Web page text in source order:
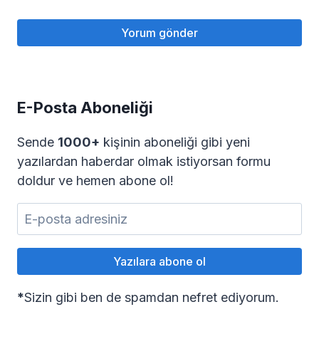
E-Posta Aboneliği
Sende 1000+ kişinin aboneliği gibi yeni
yazılardan haberdar olmak istiyorsan formu
doldur ve hemen abone ol!
*Sizin gibi ben de spamdan nefret ediyorum.